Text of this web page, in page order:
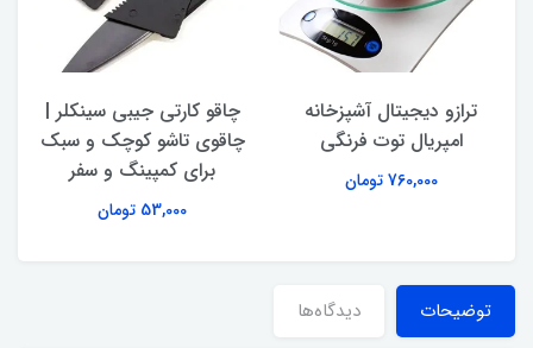
ترازو دیجیتال آشپزخانه
امپریال توت فرنگی
760,000 تومان
چاقو کارتی جیبی سینکلر |
چاقوی تاشو کوچک و سبک
برای کمپینگ و سفر
53,000 تومان
توضیحات دیدگاه‌ها